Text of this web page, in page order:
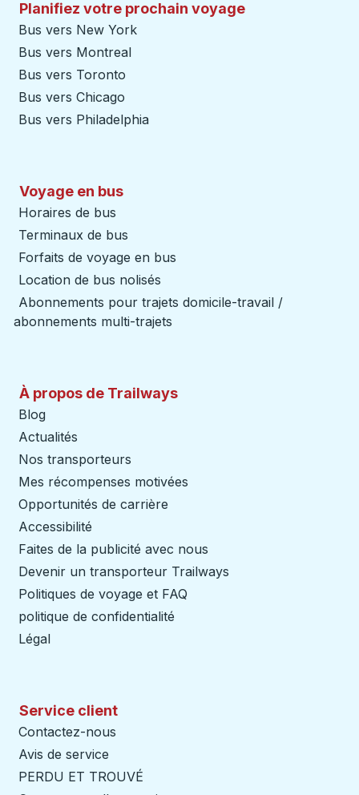
Planifiez votre prochain voyage
Bus vers New York
Bus vers Montreal
Bus vers Toronto
Bus vers Chicago
Bus vers Philadelphia
Voyage en bus
Horaires de bus
Terminaux de bus
Forfaits de voyage en bus
Location de bus nolisés
Abonnements pour trajets domicile-travail /
abonnements multi-trajets
À propos de Trailways
Blog
Actualités
Nos transporteurs
Mes récompenses motivées
Opportunités de carrière
Accessibilité
Faites de la publicité avec nous
Devenir un transporteur Trailways
Politiques de voyage et FAQ
politique de confidentialité
Légal
Service client
Contactez-nous
Avis de service
PERDU ET TROUVÉ